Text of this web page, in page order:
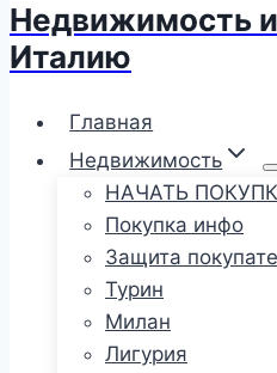
Недвижимость
Италию
Главная
Недвижимость
НАЧАТЬ
Покупка инфо
Защита
Турин
Милан
Лигурия